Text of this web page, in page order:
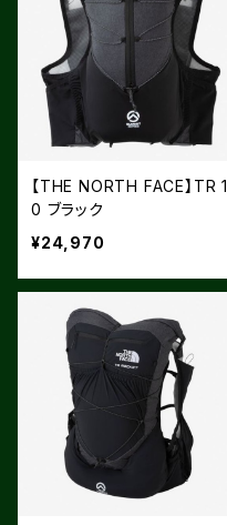
【THE NORTH FACE】TR 1
0 ブラック
¥24,970